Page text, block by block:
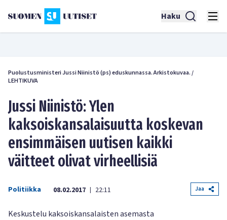
Haku
Puolustusministeri Jussi Niinistö (ps) eduskunnassa. Arkistokuvaa./
LEHTIKUVA
Jussi Niinistö: Ylen
kaksoiskansalaisuutta koskevan
ensimmäisen uutisen kaikki
väitteet olivat virheellisiä
Politiikka 08.02.2017 | 22:11 Jaa
Keskustelu kaksoiskansalaisten asemasta